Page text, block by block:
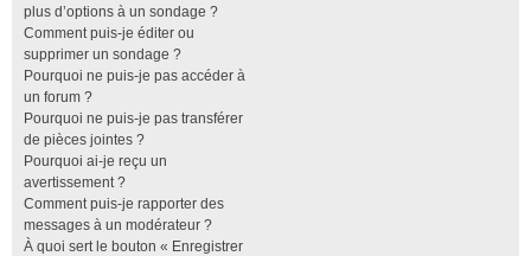
plus d’options à un sondage ?
Comment puis-je éditer ou
supprimer un sondage ?
Pourquoi ne puis-je pas accéder à
un forum ?
Pourquoi ne puis-je pas transférer
de pièces jointes ?
Pourquoi ai-je reçu un
avertissement ?
Comment puis-je rapporter des
messages à un modérateur ?
À quoi sert le bouton « Enregistrer